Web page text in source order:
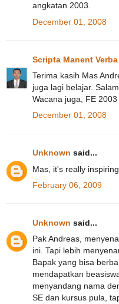
angkatan 2003.
December 01, 2008
Scripta Manent
Terima kasih Mas
juga lagi belajar.
Wacana juga, FE 2003
December 01, 2008
Unknown said...
Mas, it's really
February 06, 2009
Unknown said...
Pak Andreas,
ini. Tapi lebih
Bapak yang bisa
mendapatkan
menyandang nama
SE dan kursus pula,